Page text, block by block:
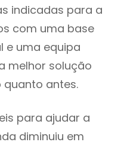
indicadas para a
com uma base
e uma equipa
melhor solução
quanto antes.
para ajudar a
diminuiu em